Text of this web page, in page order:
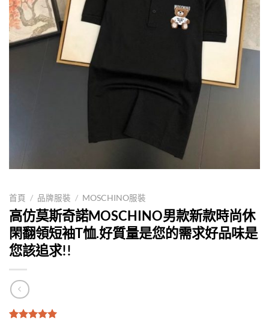
首頁 / 品牌服裝 / MOSCHINO服裝
高仿莫斯奇諾MOSCHINO男款新款時尚休
閑翻領短袖T恤.好質量是您的需求好品味是
您該追求!!